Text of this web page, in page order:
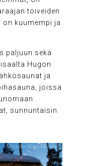
toiveiden
on kuumempi ja
paljuun sekä
Hugon
ja
joissa
sunnuntaisin